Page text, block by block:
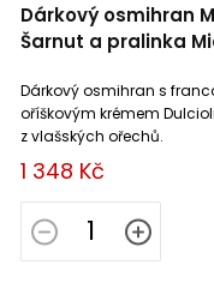
Dárkový osmihran
Šarnut a pralinka
1 348 Kč
Dárkový osmihran s
oříškovým krémem
z vlašských ořechů.